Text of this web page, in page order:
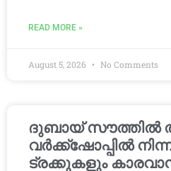
READ MORE »
August 5, 2026 No Comments
ദുബായ് സൗത്തിൽ
വർക്ക്‌ഷോപ്പിൽ
ട്രക്കുകളും